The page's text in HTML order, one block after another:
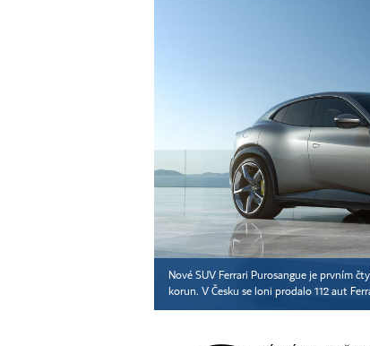
Nové SUV Ferrari Purosangue je prvním
korun. V Česku se loni prodalo 112 aut